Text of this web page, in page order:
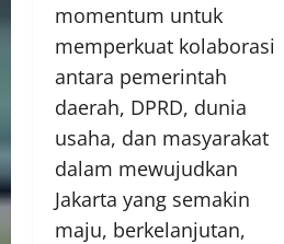
momentum untuk
memperkuat kolaborasi
antara pemerintah
daerah, DPRD, dunia
usaha, dan masyarakat
dalam mewujudkan
Jakarta yang semakin
maju, berkelanjutan,